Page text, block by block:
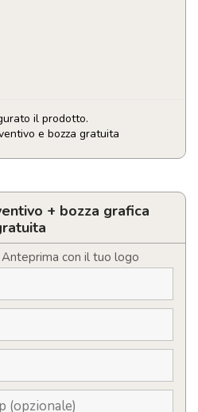
il prodotto.
e bozza gratuita
+ bozza grafica
con il tuo logo